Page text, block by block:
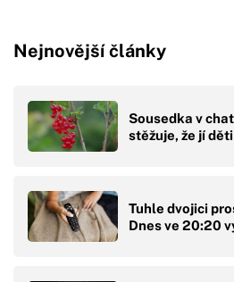
Nejnovější články
Sousedka v
stěžuje, že jí
Tuhle dvojici
Dnes ve 20:20